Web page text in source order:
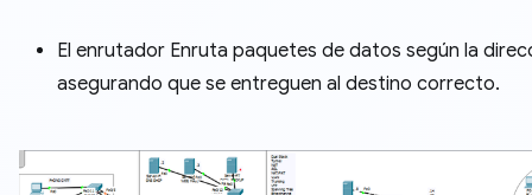
El enrutador Enruta paquetes de datos según la
asegurando que se entreguen al destino correcto.